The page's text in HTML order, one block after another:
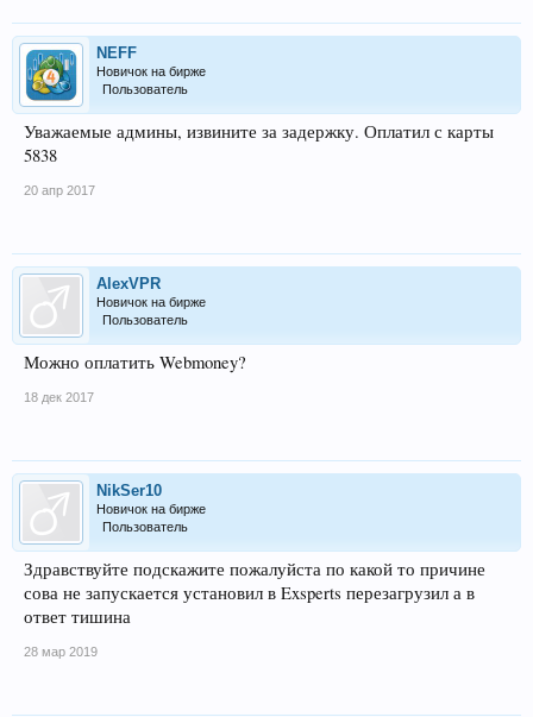
NEFF
Новичок на бирже
Пользователь
Уважаемые админы, извините за задержку. Оплатил с карты
5838
20 апр 2017
AlexVPR
Новичок на бирже
Пользователь
Можно оплатить Webmoney?
18 дек 2017
NikSer10
Новичок на бирже
Пользователь
Здравствуйте подскажите пожалуйста по какой то причине
сова не запускается установил в Exsperts перезагрузил а в
ответ тишина
28 мар 2019